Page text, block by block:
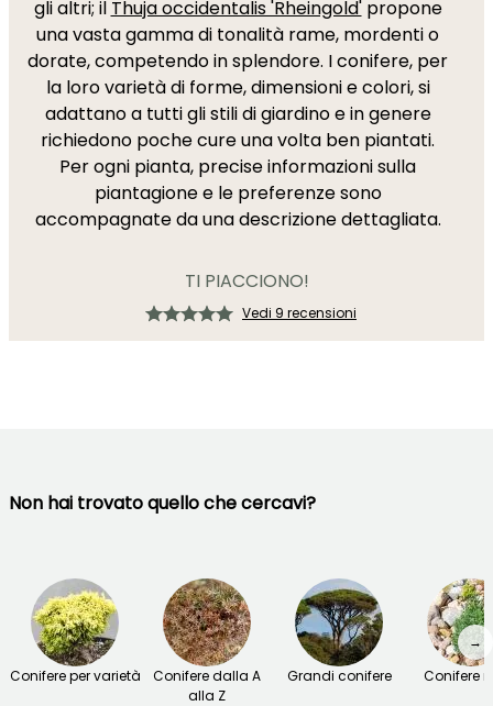
gli altri; il Thuja occidentalis 'Rheingold'propone
una vasta gamma di tonalità rame, mordenti o
dorate, competendo in splendore. I conifere, per
la loro varietà di forme, dimensioni e colori, si
adattano a tutti gli stili di giardino e in genere
richiedono poche cure una volta ben piantati.
Per ogni pianta, precise informazioni sulla
piantagione e le preferenze sono
accompagnate da una descrizione dettagliata.
TI PIACCIONO!
Vedi 9 recensioni
Non hai trovato quello che cercavi?
Conifere per varietà
Conifere dalla A
alla Z
Grandi conifere Conifere
→